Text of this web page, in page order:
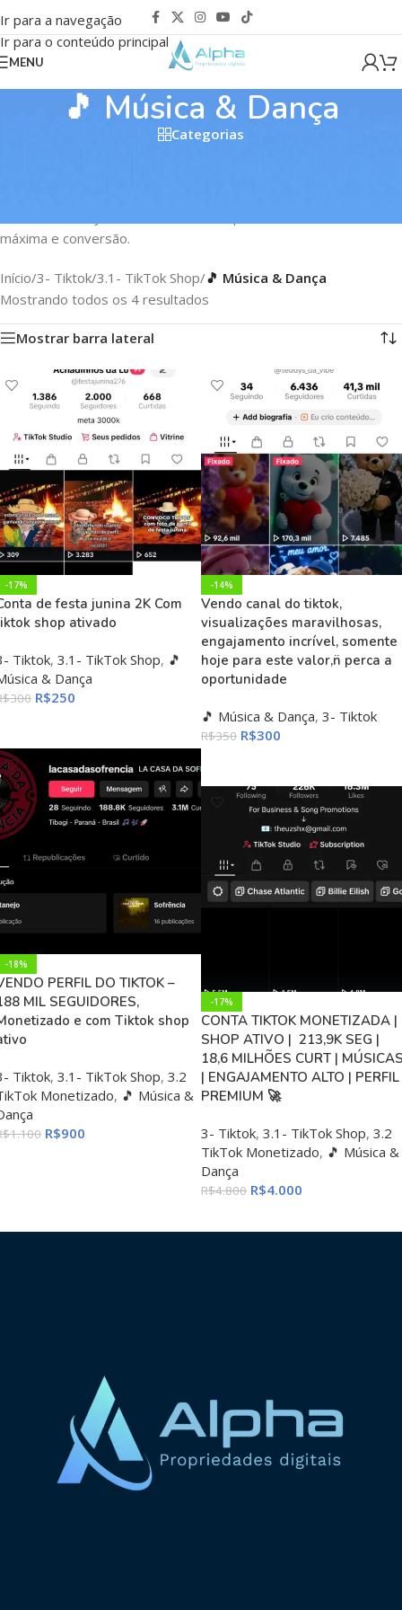
Ir para a navegação
Ir para o conteúdo principal
MENU
🎵 Música & Dança
Categorias
máxima e conversão.
Início/3- Tiktok/3.1- TikTok Shop/🎵 Música & Dança
Mostrando todos os 4 resultados
Mostrar barra lateral
-17%
de festa junina 2K Com
shop ativado
Tiktok, 3.1- TikTok Shop, 🎵
& Dança
300 R$250
-14%
Vendo canal do tiktok,
visualizações maravilhosas,
engajamento incrível, somente
hoje para este valor,n̈ perca a
oportunidade
🎵 Música & Dança, 3- Tiktok
R$350 R$300
-18%
PERFIL DO TIKTOK –
MIL SEGUIDORES,
e com Tiktok shop
Tiktok, 3.1- TikTok Shop, 3.2
Monetizado, 🎵 Música &
1.100 R$900
-17%
CONTA TIKTOK MONETIZADA |
SHOP ATIVO | 213,9K SEG |
18,6 MILHÕES CURT |
| ENGAJAMENTO ALTO | PERFIL
PREMIUM 🚀
3- Tiktok, 3.1- TikTok Shop, 3.2
TikTok Monetizado, 🎵 Música &
Dança
R$4.800 R$4.000